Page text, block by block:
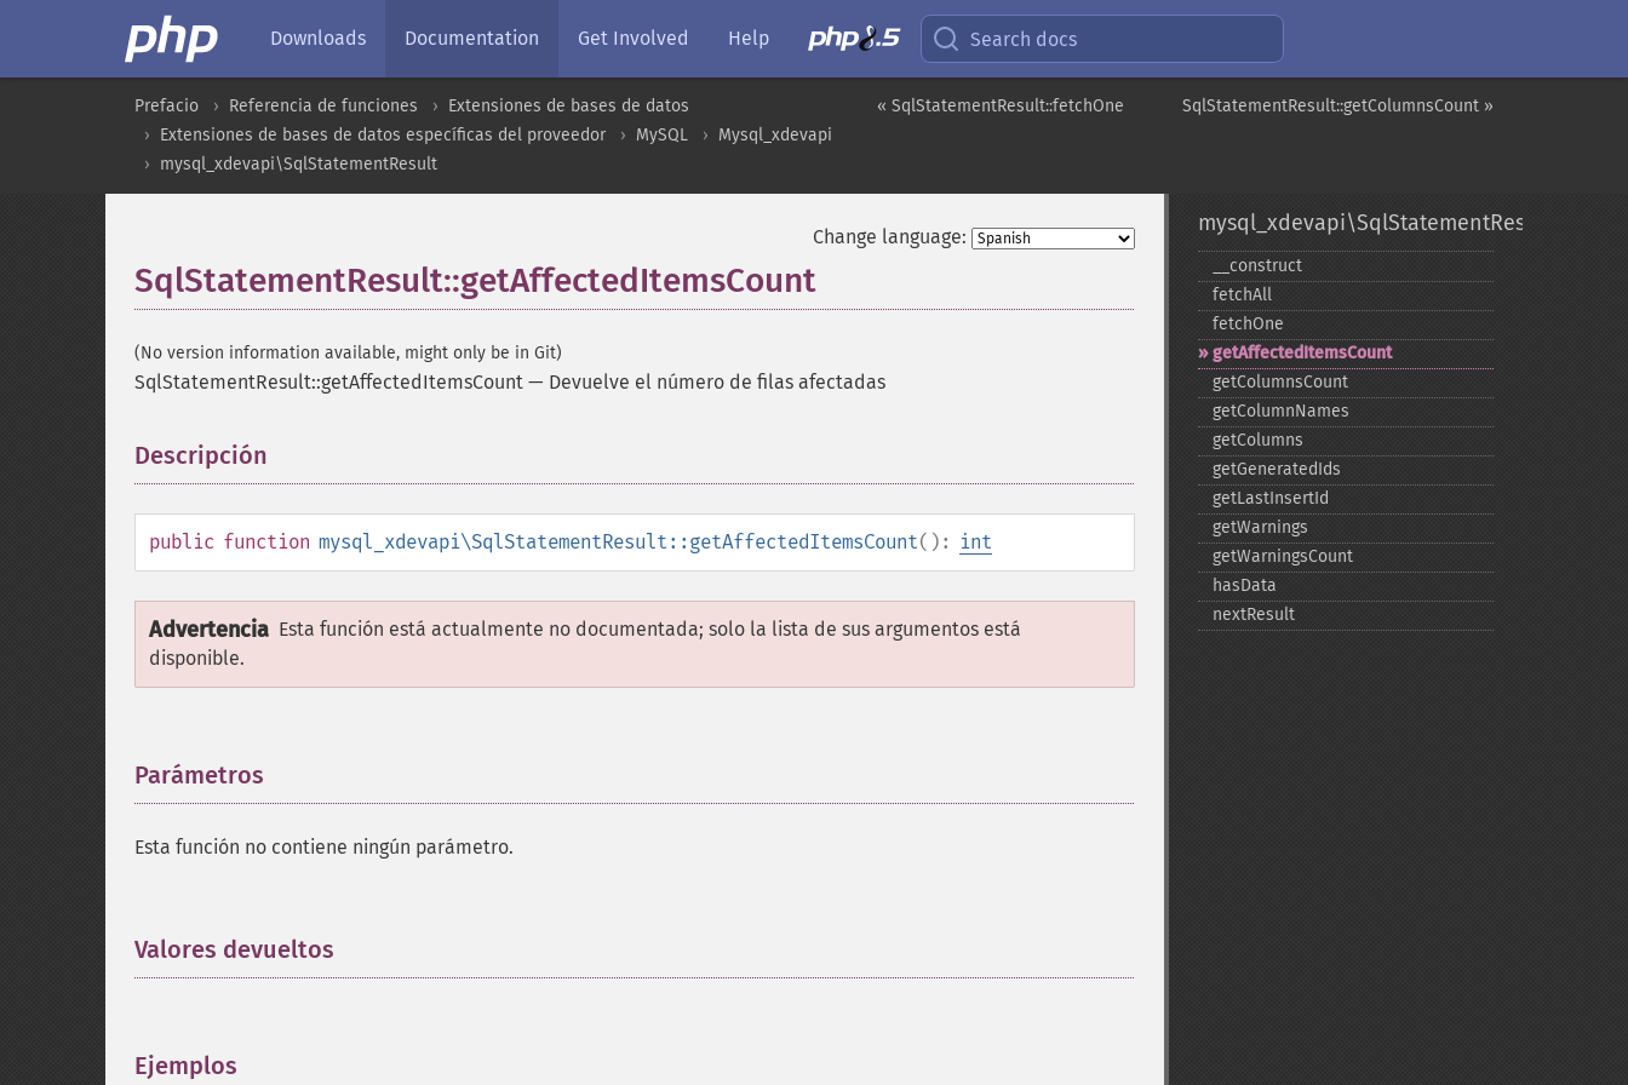
Downloads Documentation Get Involved Help Search docs
SqlStatementResult::getColumnsCount »
« SqlStatementResult::fetchOne
Prefacio Referencia de funciones
Extensiones de bases de datos
Extensiones de bases de datos específicas del proveedor
MySQL
Mysql_xdevapi
mysql_xdevapi\SqlStatementResult
Change language:
SqlStatementResult::getAffectedItemsCount
(No version information available, might only be in Git)
SqlStatementResult::getAffectedItemsCount — Devuelve el número de filas afectadas
Descripción
public function mysql_xdevapi\SqlStatementResult::getAffectedItemsCount(): int
Advertencia Esta función está actualmente no documentada; solo la lista de sus argumentos está
disponible.
Parámetros
Esta función no contiene ningún parámetro.
Valores devueltos
Ejemplos
mysql_xdevapi\SqlStatementResult
_​_​construct
fetchAll
fetchOne
getAffectedItemsCount
getColumnsCount
getColumnNames
getColumns
getGeneratedIds
getLastInsertId
getWarnings
getWarningsCount
hasData
nextResult